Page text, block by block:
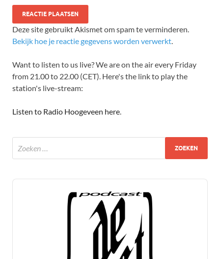
Deze site gebruikt Akismet om spam te verminderen.
Bekijk hoe je reactie gegevens worden verwerkt.
Want to listen to us live? We are on the air every Friday
from 21.00 to 22.00 (CET). Here's the link to play the
station's live-stream:
Listen to Radio Hoogeveen here.
Audio